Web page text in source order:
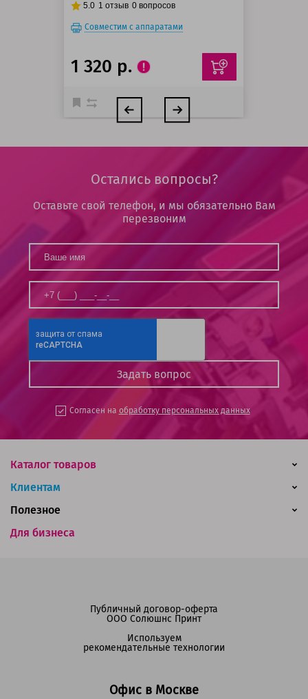
5.0 1 отзыв 0 вопросов
Совместим с аппаратами
1 320 р.
Остались вопросы?
Оставьте свой телефон, и мы обязательно Вам
перезвоним
Согласен на обработку персональных данных
Каталог товаров
Клиентам
Для бизнеса
Полезное
Офис в Москве
Публичный договор-оферта
ООО Солюшнс Принт
Используем
рекомендательные технологии